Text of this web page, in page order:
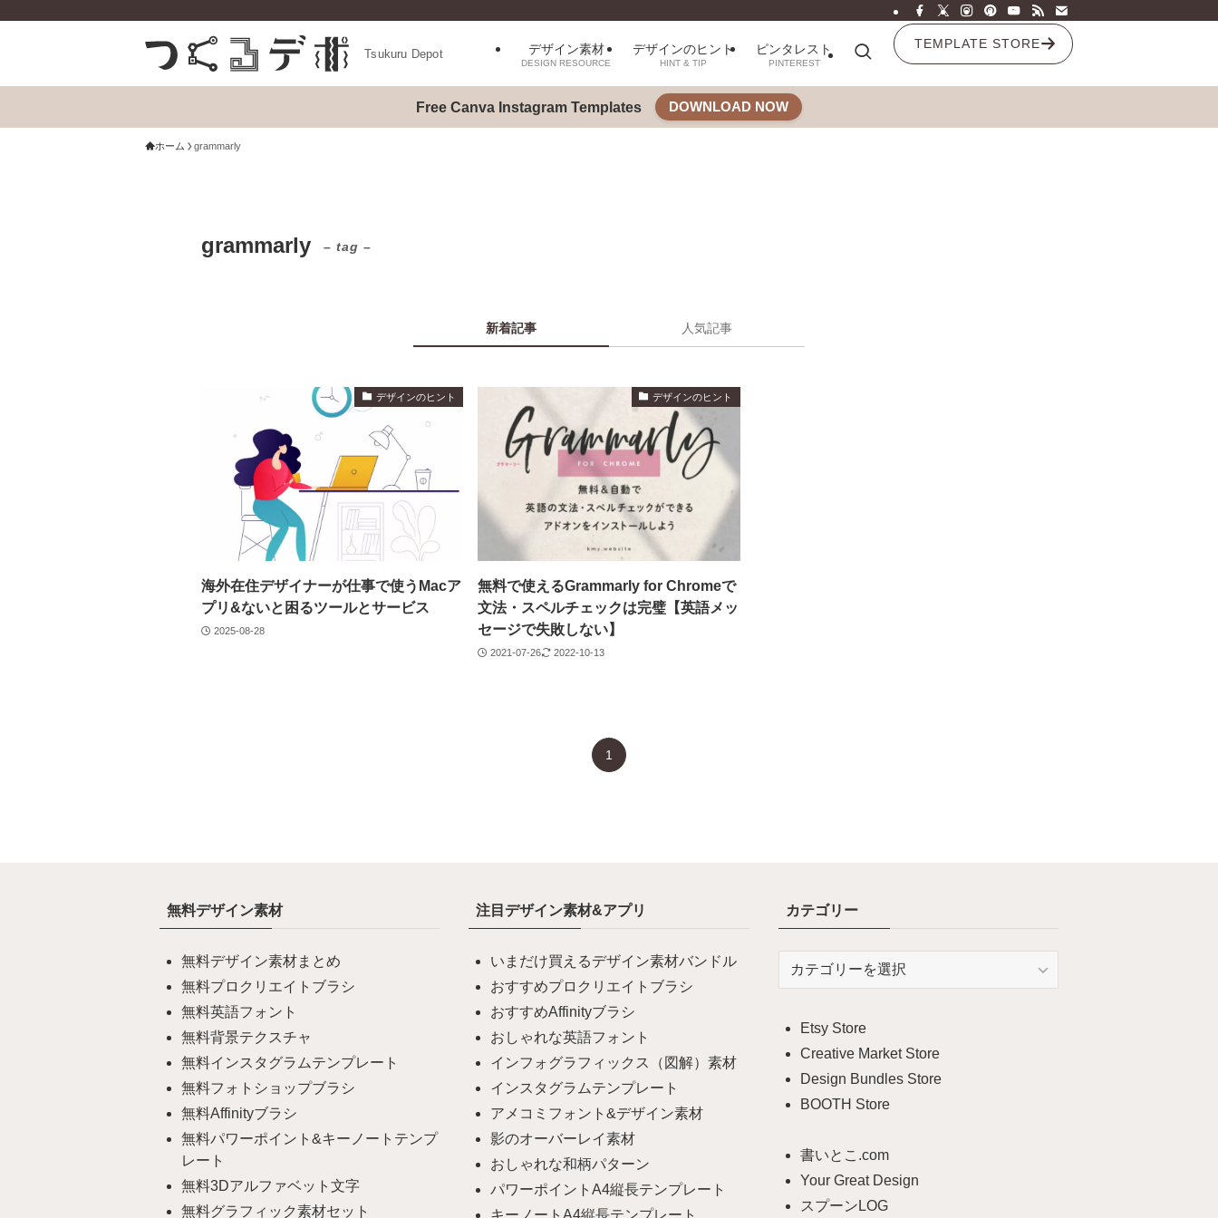
Tsukuru Depot デザイン素材
DESIGN RESOURCE
デザインのヒント
HINT & TIP
ピンタレスト
PINTEREST
TEMPLATE STORE
Free Canva Instagram Templates DOWNLOAD NOW
ホーム grammarly
grammarly – tag –
新着記事 人気記事
デザインのヒント
海外在住デザイナーが仕事で使うMacア
プリ&ないと困るツールとサービス
2025-08-28
デザインのヒント
無料で使えるGrammarly for Chromeで
文法・スペルチェックは完璧【英語メッ
セージで失敗しない】
2021-07-26 2022-10-13
1
無料デザイン素材
無料デザイン素材まとめ
無料プロクリエイトブラシ
無料英語フォント
無料背景テクスチャ
無料インスタグラムテンプレート
無料フォトショップブラシ
無料Affinityブラシ
無料パワーポイント&キーノートテンプ
レート
無料3Dアルファベット文字
無料グラフィック素材セット
注目デザイン素材&アプリ
いまだけ買えるデザイン素材バンドル
おすすめプロクリエイトブラシ
おすすめAffinityブラシ
おしゃれな英語フォント
インフォグラフィックス（図解）素材
インスタグラムテンプレート
アメコミフォント&デザイン素材
影のオーバーレイ素材
おしゃれな和柄パターン
パワーポイントA4縦長テンプレート
カテゴリー
リ
ー
Etsy Store
Creative Market Store
Design Bundles Store
BOOTH Store
書いとこ.com
Your Great Design
スプーンLOG